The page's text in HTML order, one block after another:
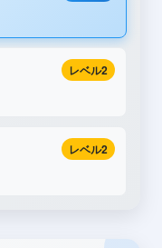
レベル2
レベル2